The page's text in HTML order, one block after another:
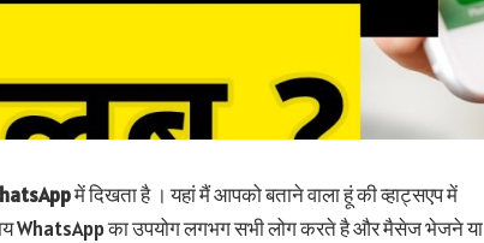
में दिखता है । यहां मैं आपको बताने वाला हूं की व्हाट्सएप में
WhatsApp का उपयोग लगभग सभी लोग करते है और मैसेज भेजने या